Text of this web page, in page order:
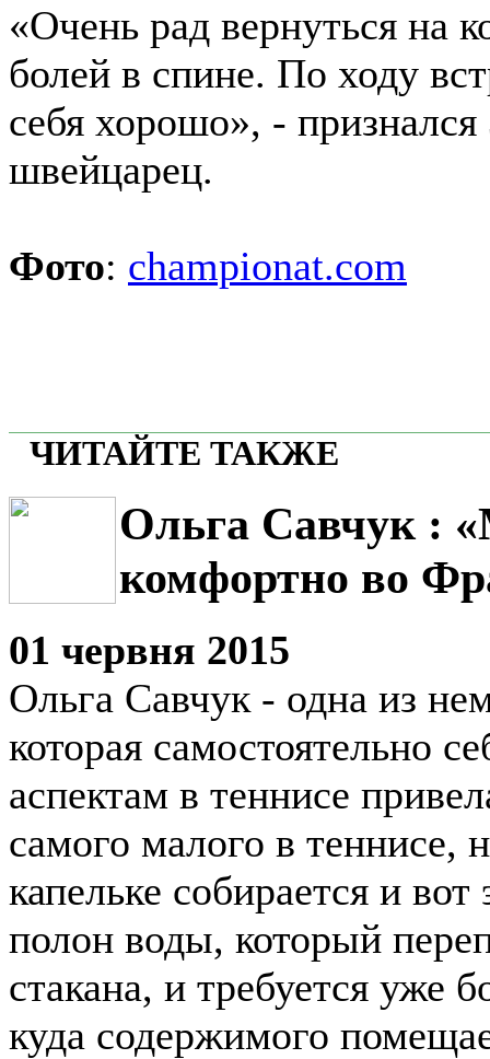
«Очень рад вернуться на
болей в спине. По ходу
себя хорошо», -
швейцарец.
Фото: championat.com
ЧИТАЙТЕ ТАКЖЕ
Ольга Савчук :
комфортно во
01 червня 2015
Ольга Савчук - одна из
которая самостоятельно
аспектам в теннисе
самого малого в теннисе,
капельке собирается и вот
полон воды, который
стакана, и требуется уже
куда содержимого